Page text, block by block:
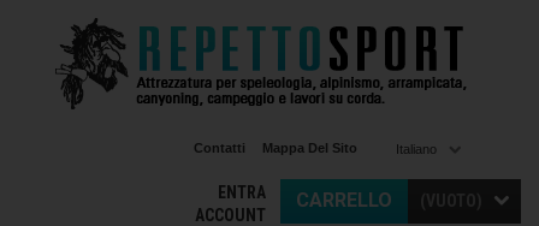
Italiano
Contatti Mappa Del Sito
CARRELLO
ENTRA
ACCOUNT